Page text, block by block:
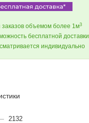
заказов объемом более 1м3
бесплатной доставки
индивидуально
2132